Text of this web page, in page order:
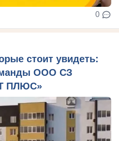
0
стоит увидеть:
ООО СЗ
ПЛЮС»